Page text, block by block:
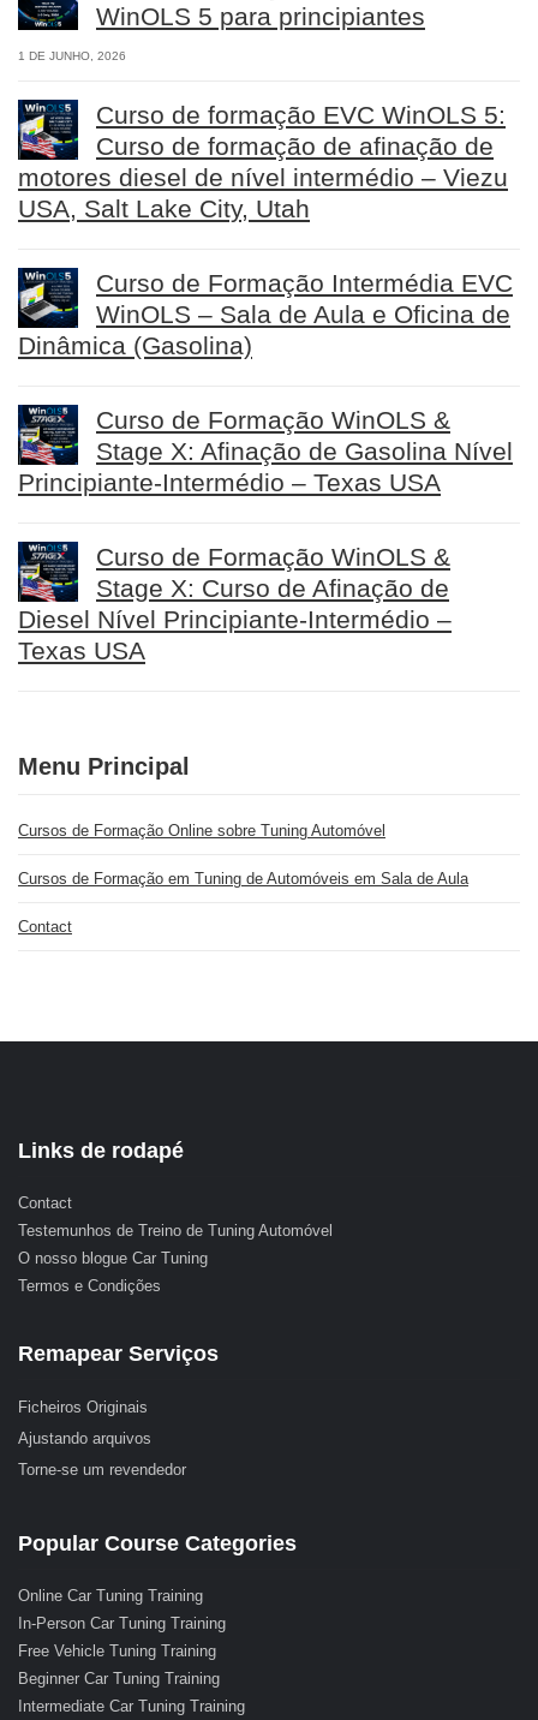
WinOLS 5 para principiantes
1 DE JUNHO, 2026
Curso de formação EVC WinOLS 5:
Curso de formação de afinação de
motores diesel de nível intermédio – Viezu
USA, Salt Lake City, Utah
Curso de Formação Intermédia EVC
WinOLS – Sala de Aula e Oficina de
Dinâmica (Gasolina)
Curso de Formação WinOLS &
Stage X: Afinação de Gasolina Nível
Principiante-Intermédio – Texas USA
Curso de Formação WinOLS &
Stage X: Curso de Afinação de
Diesel Nível Principiante-Intermédio –
Texas USA
Menu Principal
Cursos de Formação Online sobre Tuning Automóvel
Cursos de Formação em Tuning de Automóveis em Sala de Aula
Contact
Links de rodapé
Contact
Testemunhos de Treino de Tuning Automóvel
O nosso blogue Car Tuning
Termos e Condições
Remapear Serviços
Ficheiros Originais
Ajustando arquivos
Torne-se um revendedor
Popular Course Categories
Online Car Tuning Training
In-Person Car Tuning Training
Free Vehicle Tuning Training
Beginner Car Tuning Training
Intermediate Car Tuning Training